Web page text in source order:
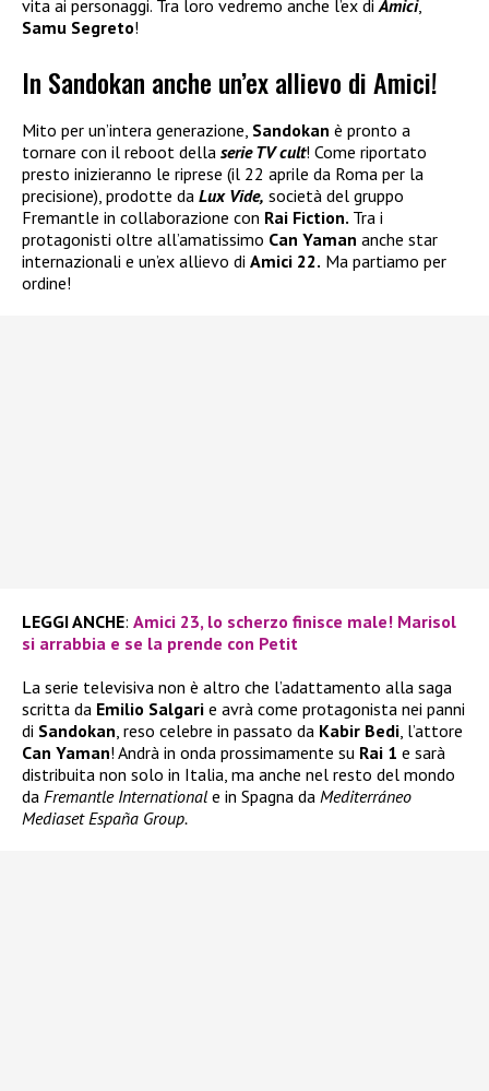
vita ai personaggi. Tra loro vedremo anche l’ex di Amici,
Samu Segreto!
In Sandokan anche un’ex allievo di Amici!
Mito per un’intera generazione, Sandokan è pronto a
tornare con il reboot della serie TV cult! Come riportato
presto inizieranno le riprese (il 22 aprile da Roma per la
precisione), prodotte da Lux Vide, società del gruppo
Fremantle in collaborazione con Rai Fiction. Tra i
protagonisti oltre all’amatissimo Can Yaman anche star
internazionali e un’ex allievo di Amici 22. Ma partiamo per
ordine!
LEGGI ANCHE: Amici 23, lo scherzo finisce male! Marisol
si arrabbia e se la prende con Petit
La serie televisiva non è altro che l’adattamento alla saga
scritta da Emilio Salgari e avrà come protagonista nei panni
di Sandokan, reso celebre in passato da Kabir Bedi, l’attore
Can Yaman! Andrà in onda prossimamente su Rai 1 e sarà
distribuita non solo in Italia, ma anche nel resto del mondo
da Fremantle International e in Spagna da Mediterráneo
Mediaset España Group.